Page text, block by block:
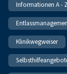
Informationen A - Z
Klinikwegweiser